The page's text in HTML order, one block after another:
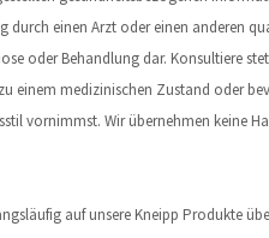
durch einen Arzt oder einen anderen
oder Behandlung dar. Konsultiere
einem medizinischen Zustand oder
vornimmst. Wir übernehmen keine
auf unsere Kneipp Produkte